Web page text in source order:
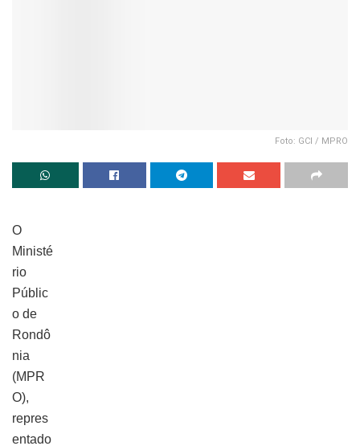
Foto: GCI / MPRO
O
Ministé
rio
Públic
o de
Rondô
nia
(MPR
O),
repres
entado